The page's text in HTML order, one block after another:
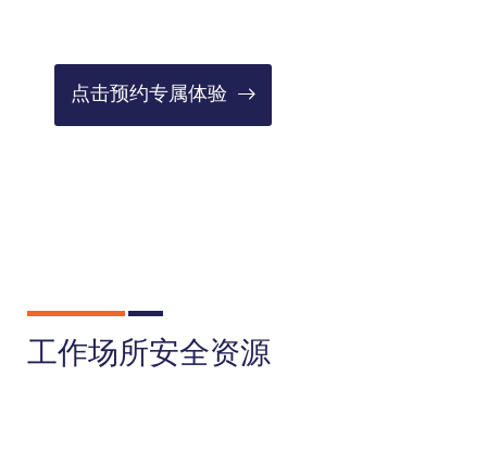
点击预约专属体验
工作场所安全资源